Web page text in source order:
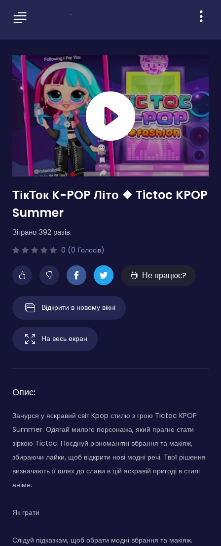
ТікТок K-POP Літо ❖ Tictoc KPOP
Summer
Зіграно 392 разів.
0 (0 Голосів)
Не працює?
Відкрити в новому вікні
На весь екран
Опис:
Занурся у яскравий світ Kpop стилю з грою Tictoc KPOP
Summer. Одягай милого персонажа, який прагне стати
зіркою Tictoc. Поєднуй різноманітні вбрання та макіяж,
збираючи лайки, щоб відкрити нові модні речі. Твої рішення
визначають її шлях до слави в цій яскравій пригоді в стилі
аніме.
Як грати
Слідуй підказкам, щоб обрати модні вбрання та макіяж.